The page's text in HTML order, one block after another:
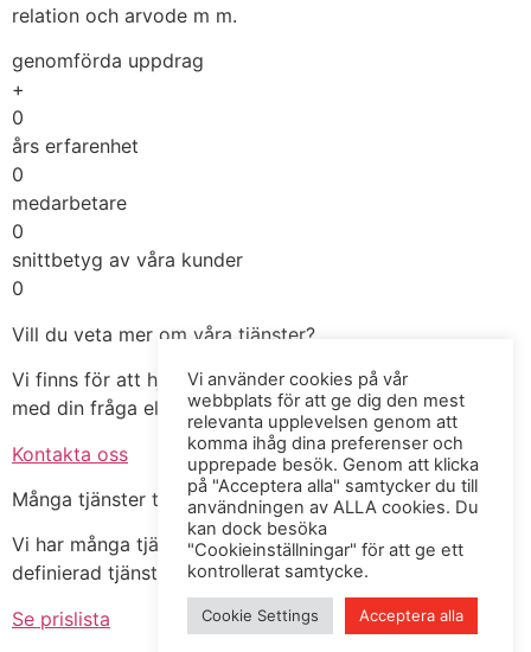
relation och arvode m m.
genomförda uppdrag
+
0
års erfarenhet
0
medarbetare
0
snittbetyg av våra kunder
0
Vill du veta mer om våra tjänster?
Vi finns för att hjälpa dig! Tveka inte att höra av dig
med din fråga eller uppdrag så återkopplar vi direkt.
Kontakta oss
Många tjänster till fasta priser
Vi har många tjänster till fasta priser utifrån en klart
definierad tjänst och process.
Se prislista
Vi använder cookies på vår
webbplats för att ge dig den mest
relevanta upplevelsen genom att
komma ihåg dina preferenser och
upprepade besök. Genom att klicka
på "Acceptera alla" samtycker du till
användningen av ALLA cookies. Du
kan dock besöka
"Cookieinställningar" för att ge ett
kontrollerat samtycke.
Cookie Settings Acceptera alla